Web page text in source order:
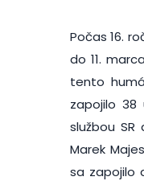
Počas 16.
do 11.
tento
zapojilo 38
službou
Marek
sa zapojilo